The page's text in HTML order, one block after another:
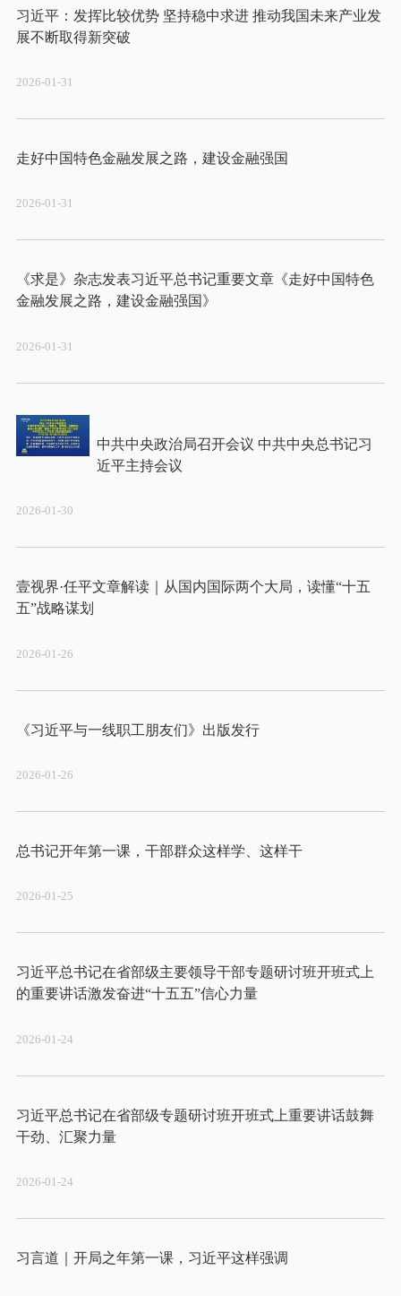
习近平：发挥比较优势 坚持稳中求进 推动我国未来产业发
2026-01-31
2026-01-31
《求是》杂志发表习近平总书记重要文章《走好中国特色
2026-01-31
中共中央政治局召开会议 中共中央总书记习
2026-01-30
壹视界·任平文章解读｜从国内国际两个大局，读懂“十五
2026-01-26
《习近平与一线职工朋友们》出版发行
2026-01-26
总书记开年第一课，干部群众这样学、这样干
2026-01-25
习近平总书记在省部级主要领导干部专题研讨班开班式上
的重要讲话激发奋进“十五五”信心力量
2026-01-24
习近平总书记在省部级专题研讨班开班式上重要讲话鼓舞
干劲、汇聚力量
2026-01-24